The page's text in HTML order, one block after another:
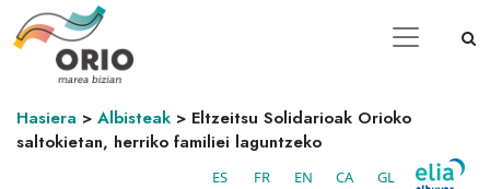
Hasiera > Albisteak > Eltzeitsu Solidarioak Orioko
saltokietan, herriko familiei laguntzeko
ES FR EN CA GL